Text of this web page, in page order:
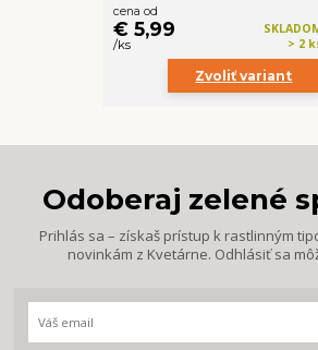
cena od
€ 5,99
/ks
> 2
Zvoliť variant
Odoberaj zelené
Prihlás sa – získaš prístup k rastlinným
novinkám z Kvetárne. Odhlásiť sa